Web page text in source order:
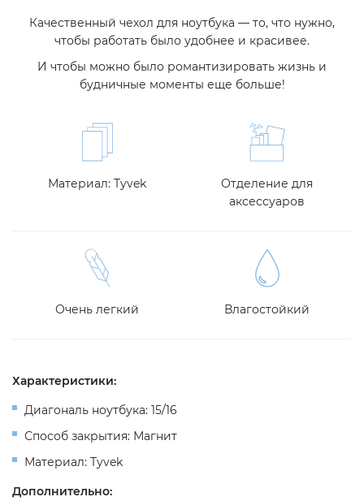
Качественный чехол для ноутбука — то, что нужно,
чтобы работать было удобнее и красивее.
И чтобы можно было романтизировать жизнь и
будничные моменты еще больше!
Материал: Tyvek
Отделение для
аксессуаров
Очень легкий Влагостойкий
Характеристики:
Диагональ ноутбука: 15/16
Способ закрытия: Магнит
Материал: Tyvek
Дополнительно: